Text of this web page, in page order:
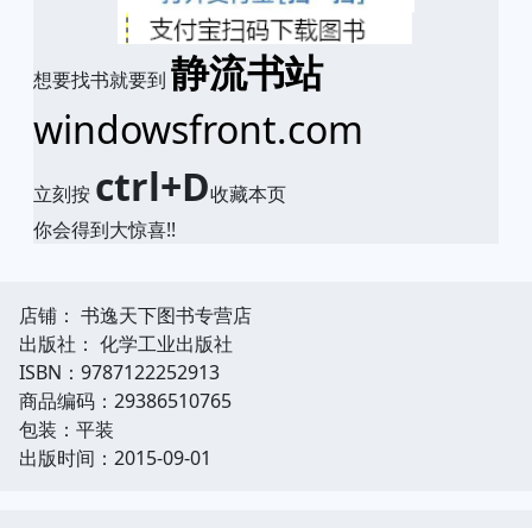
想要找书就要到 静流书站
windowsfront.com
立刻按 ctrl+D收藏本页
你会得到大惊喜!!
店铺： 书逸天下图书专营店
出版社： 化学工业出版社
ISBN：9787122252913
商品编码：29386510765
包装：平装
出版时间：2015-09-01